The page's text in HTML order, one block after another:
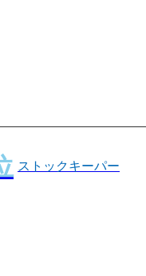
ストックキーパー